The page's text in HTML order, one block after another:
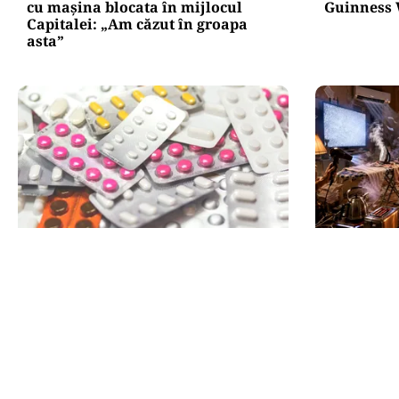
cu mașina blocata în mijlocul
Capitalei: „Am căzut în groapa
asta”
Guinness